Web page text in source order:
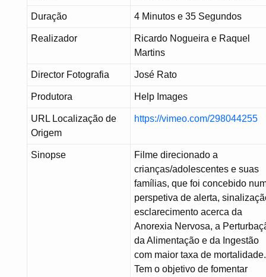
Duração 4 Minutos e 35 Segundos
Realizador
Ricardo Nogueira e Raquel
Martins
Director Fotografia José Rato
Produtora Help Images
URL Localização de
Origem
https://vimeo.com/298044255
Sinopse
Filme direcionado a
crianças/adolescentes e suas
famílias, que foi concebido
perspetiva de alerta,
esclarecimento acerca da
Anorexia Nervosa, a
da Alimentação e da Ingestão
com maior taxa de mortalidade.
Tem o objetivo de fomentar